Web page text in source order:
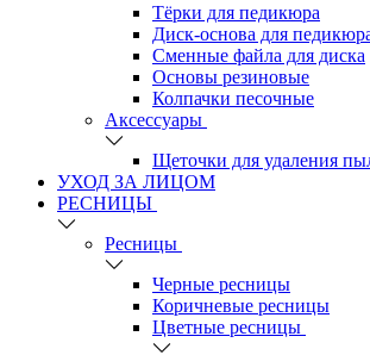
Тёрки для педикюра
Диск-основа для
Сменные файла для диска
Основы резиновые
Колпачки песочные
Аксессуары
Щеточки для удаления
УХОД ЗА ЛИЦОМ
РЕСНИЦЫ
Ресницы
Черные ресницы
Коричневые ресницы
Цветные ресницы